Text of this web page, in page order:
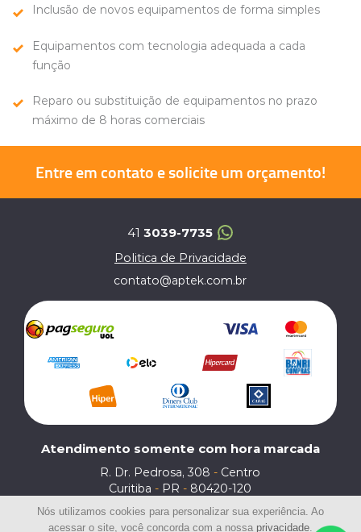
Inclusão de novos equipamentos de forma simples
Equipamentos com tecnologia adequada a cada
função
Reparo ou substituição de equipamentos no prazo
máximo de 8 horas comerciais
Entre emcontato esolicite umorçamento!
contato@aptek.com.br
41 3039-7735
Politica de Privacidade
Atendimento somente com hora marcada
R. Dr. Pedrosa, 308- Centro
Curitiba- PR- 80420-120
© 2020 | Aptek | Todos os Direitos Reservados
Nós utilizamos cookies para personalizar sua experiência. Ao
acessar o site, você concorda com a nossa privacidade.